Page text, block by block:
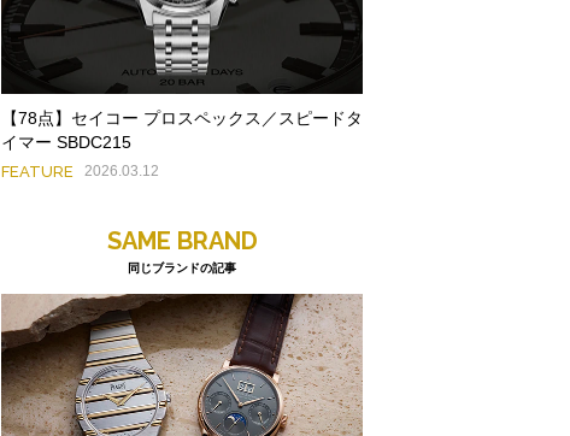
【78点】セイコー プロスペックス／スピードタ
イマー SBDC215
FEATURE 2026.03.12
SAME BRAND
同じブランドの記事